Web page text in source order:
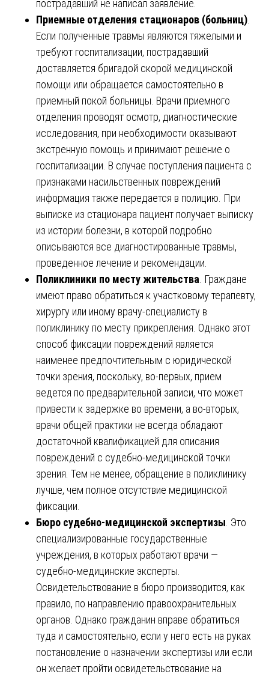
пострадавший не написал заявление.
Приемные отделения стационаров (больниц)
Если полученные травмы являются тяжелыми и
требуют госпитализации, пострадавший
доставляется бригадой скорой медицинской
помощи или обращается самостоятельно в
приемный покой больницы. Врачи приемного
отделения проводят осмотр, диагностические
исследования, при необходимости оказывают
экстренную помощь и принимают решение о
госпитализации. В случае поступления пациента с
признаками насильственных повреждений
информация также передается в полицию. При
выписке из стационара пациент получает выписку
из истории болезни, в которой подробно
описываются все диагностированные травмы,
проведенное лечение и рекомендации.
Поликлиники по месту жительства . Граждане
имеют право обратиться к участковому терапевту,
хирургу или иному врачу-специалисту в
поликлинику по месту прикрепления. Однако этот
способ фиксации повреждений является
наименее предпочтительным с юридической
точки зрения, поскольку, во-первых, прием
ведется по предварительной записи, что может
привести к задержке во времени, а во-вторых,
врачи общей практики не всегда обладают
достаточной квалификацией для описания
повреждений с судебно-медицинской точки
зрения. Тем не менее, обращение в поликлинику
лучше, чем полное отсутствие медицинской
фиксации.
Бюро судебно-медицинской экспертизы . Это
специализированные государственные
учреждения, в которых работают врачи —
судебно-медицинские эксперты.
Освидетельствование в бюро производится, как
правило, по направлению правоохранительных
органов. Однако гражданин вправе обратиться
туда и самостоятельно, если у него есть на руках
постановление о назначении экспертизы или если
он желает пройти освидетельствование на